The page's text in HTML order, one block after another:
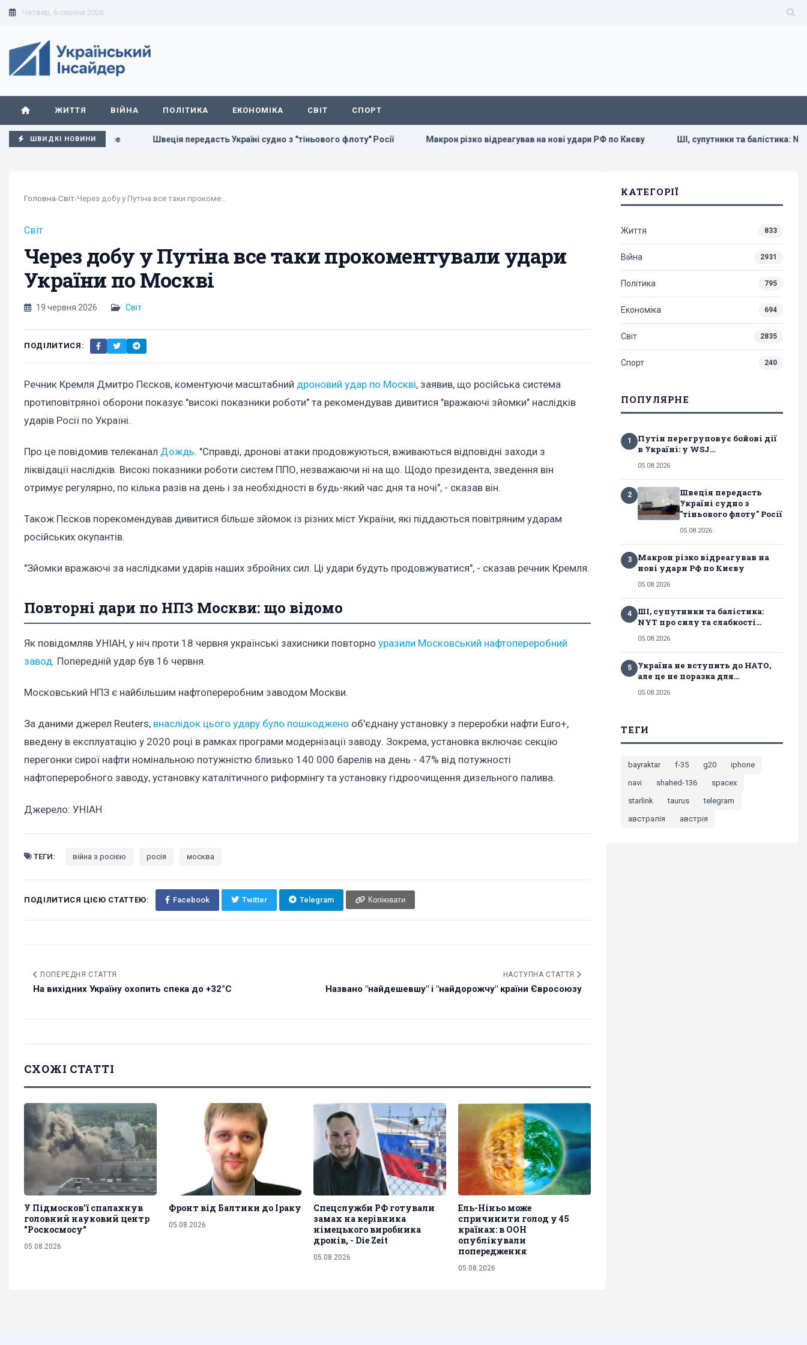
Четвер, 6 серпня 2026
ЖИТТЯ ВІЙНА ПОЛІТИКА ЕКОНОМІКА СВІТ СПОРТ
ШВИДКІ НОВИНИ
чого він прагне Швеція передасть Україні судно з "тіньового флоту" Росії Макрон різко відреагував на нові удари РФ по Києву ШІ, супутники та балістика: NYT про
Головна›Світ›
Світ
Через добу у Путіна все таки прокоментували удари
України по Москві
19 червня 2026 Світ
ПОДІЛИТИСЯ:
Речник Кремля Дмитро Пєсков, коментуючи масштабний дроновий удар по Москві, заявив, що російська система
протиповітряної оборони показує "високі показники роботи" та рекомендував дивитися "вражаючі зйомки" наслідків
ударів Росії по Україні.
Про це повідомив телеканал Дождь. "Справді, дронові атаки продовжуються, вживаються відповідні заходи з
ліквідації наслідків. Високі показники роботи систем ППО, незважаючи ні на що. Щодо президента, зведення він
отримує регулярно, по кілька разів на день і за необхідності в будь-який час дня та ночі", - сказав він.
Також Пєсков порекомендував дивитися більше зйомок із різних міст України, які піддаються повітряним ударам
російських окупантів.
"Зйомки вражаючі за наслідками ударів наших збройних сил. Ці удари будуть продовжуватися", - сказав речник Кремля.
Повторні дари по НПЗ Москви: що відомо
Як повідомляв УНІАН, у ніч проти 18 червня українські захисники повторно уразили Московський нафтопереробний
завод. Попередній удар був 16 червня.
Московський НПЗ є найбільшим нафтопереробним заводом Москви.
За даними джерел Reuters, внаслідок цього удару було пошкоджено об'єднану установку з переробки нафти Euro+,
введену в експлуатацію у 2020 році в рамках програми модернізації заводу. Зокрема, установка включає секцію
перегонки сирої нафти номінальною потужністю близько 140 000 барелів на день - 47% від потужності
нафтопереробного заводу, установку каталітичного риформінгу та установку гідроочищення дизельного палива.
Джерело: УНІАН
ТЕГИ: війна з росією росія москва
ПОДІЛИТИСЯ ЦІЄЮ СТАТТЕЮ: Facebook Twitter Telegram Копіювати
ПОПЕРЕДНЯ СТАТТЯ
На вихідних Україну охопить спека до +32°С
НАСТУПНА СТАТТЯ
Названо "найдешевшу" і "найдорожчу" країни Євросоюзу
СХОЖІ СТАТТІ
У Підмосков’ї спалахнув
головний науковий центр
"Роскосмосу"
05.08.2026
Фронт від Балтики до Іраку
05.08.2026
Спецслужби РФ готували
замах на керівника
німецького виробника
дронів, - Die Zeit
05.08.2026
Ель-Ніньо може
спричинити голод у 45
країнах: в ООН
опублікували
попередження
05.08.2026
КАТЕГОРІЇ
Життя 833
Війна 2931
Політика 795
Економіка 694
Світ 2835
Спорт 240
ПОПУЛЯРНЕ
1
Путін перегруповує бойові дії
в Україні: у WSJ...
05.08.2026
2
Швеція передасть
Україні судно з
"тіньового флоту" Росії
05.08.2026
3
Макрон різко відреагував на
нові удари РФ по Києву
05.08.2026
4
ШІ, супутники та балістика:
NYT про силу та слабкості...
05.08.2026
5
Україна не вступить до НАТО,
але це не поразка для...
05.08.2026
ТЕГИ
bayraktar f-35 g20
iphone
navi
shahed-136
spacex
starlink
taurus
telegram
австралія
австрія